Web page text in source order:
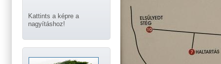
Kattints a képre a
nagyításhoz!